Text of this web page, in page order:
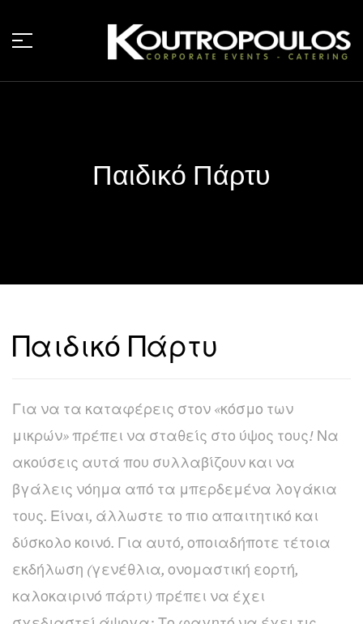
Παιδικό Πάρτυ
Παιδικό Πάρτυ
Για να τα καταφέρεις στον «κόσμο των
μικρών» πρέπει να σταθείς στο ύψος τους! Να
ακούσεις αυτά που συλλαβίζουν και να
βγάλεις νόημα από τα μπερδεμένα λογάκια
τους. Είναι, άλλωστε το πιο απαιτητικό και
δύσκολο κοινό. Για αυτό, οποιαδήποτε τέτοια
εκδήλωση (γενέθλια, ονομαστική εορτή,
καλοκαιρινό πάρτι) πρέπει να έχει